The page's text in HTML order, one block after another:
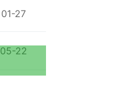
01-27
05-22